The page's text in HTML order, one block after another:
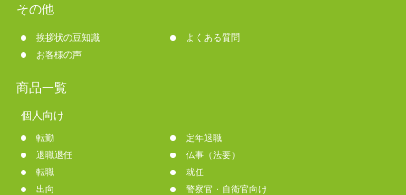
その他
挨拶状の豆知識
よくある質問
お客様の声
商品一覧
個人向け
転勤
定年退職
退職退任
仏事（法要）
転職
就任
出向
警察官・自衛官向け